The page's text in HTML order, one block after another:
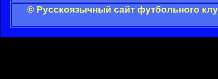
© Русскоязычный сайт футбольного